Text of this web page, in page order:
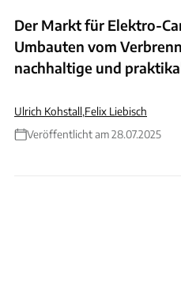
Der Markt für Elektro-
Umbauten vom
nachhaltige und
Ulrich Kohstall,Felix Liebisch
Veröffentlicht am 28.07.2025